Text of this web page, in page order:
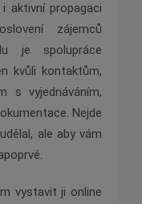
aktivní propagaci
zájemců
je spolupráce
kvůli kontaktům,
s vyjednáváním,
Nejde
ale aby vám
vystavit ji online